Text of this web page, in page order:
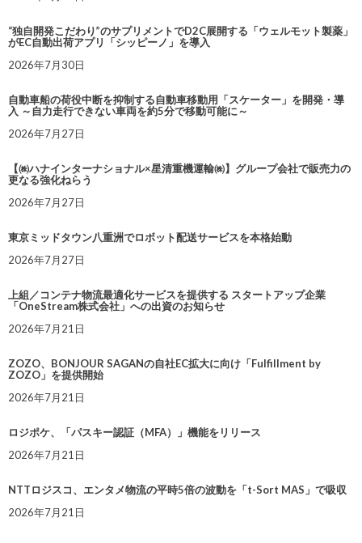
“独自開発こだわり”のサプリメントでD2C展開する「ウェルモット製薬」
がEC自動出荷アプリ「シッピーノ」を導入
2026年7月30日
自動車船の荷役中断を抑制する自動車移動用「スケーター」を開発・導
入 ～自力走行できない車両を約5分で移動可能に～
2026年7月27日
【㈱ハナインターナショナル×星清重機運輸㈱】グループ会社で販売力の
更なる強化ねらう
2026年7月27日
東京ミッドタウン八重洲でロボット配送サービスを本格始動
2026年7月27日
上組／コンテナ物流最適化サービスを提供する スタートアップ企業
「OneStream株式会社」への出資のお知らせ
2026年7月21日
ZOZO、BONJOUR SAGANの自社EC拡大に向け「Fulfillment by
ZOZO」を提供開始
2026年7月21日
ロジポケ、「パスキー認証（MFA）」機能をリリース
2026年7月21日
NTTロジスコ、エンタメ物流の平時5倍の波動を「t-Sort MAS」で吸収
2026年7月21日